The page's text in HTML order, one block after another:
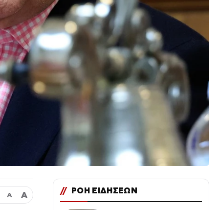
Α Α // ΡΟΗ ΕΙΔΗΣΕΩΝ